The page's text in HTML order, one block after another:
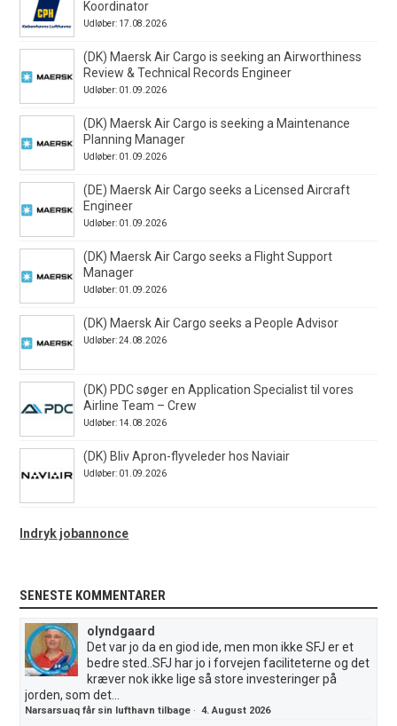
Koordinator
Udløber: 17.08.2026
(DK) Maersk Air Cargo is seeking an Airworthiness
Review & Technical Records Engineer
Udløber: 01.09.2026
(DK) Maersk Air Cargo is seeking a Maintenance
Planning Manager
Udløber: 01.09.2026
(DE) Maersk Air Cargo seeks a Licensed Aircraft
Engineer
Udløber: 01.09.2026
(DK) Maersk Air Cargo seeks a Flight Support
Manager
Udløber: 01.09.2026
(DK) Maersk Air Cargo seeks a People Advisor
Udløber: 24.08.2026
(DK) PDC søger en Application Specialist til vores
Airline Team – Crew
Udløber: 14.08.2026
(DK) Bliv Apron-flyveleder hos Naviair
Udløber: 01.09.2026
Indryk jobannonce
SENESTE KOMMENTARER
olyndgaard
Det var jo da en giod ide, men mon ikke SFJ er et
bedre sted..SFJ har jo i forvejen faciliteterne og det
kræver nok ikke lige så store investeringer på
jorden, som det...
Narsarsuaq får sin lufthavn tilbage ·4. August 2026